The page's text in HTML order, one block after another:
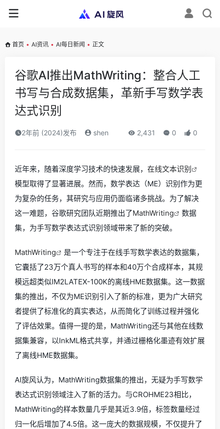
首页 • AI资讯 • AI每日新闻 • 正文
谷歌AI推出MathWriting：整合人工
书写与合成数据集，革新手写数学表
达式识别
2年前 (2024)发布 shen 2,431 0 0
近年来，随着深度学习技术的快速发展， 在线文本识别
模型取得了显著进展。然而，数学表达（ME）识别作为更
为复杂的任务，其研究与应用仍面临诸多挑战。为了解决
这一难题，谷歌研究团队近期推出了MathWriting
数据
集，为手写数学表达式识别领域带来了新的突破。
MathWriting
是一个专注于在线手写数学表达的数据集，
它囊括了23万个真人书写的样本和40万个合成样本，其规
模远超类似IM2LATEX-100K的离线HME数据集。这一数据
集的推出，不仅为ME识别引入了新的标准，更为广大研究
者提供了标准化的真实表达，从而简化了训练过程并强化
了评估效果。值得一提的是，MathWriting还与其他在线数
据集兼容，以InkML格式共享，并通过栅格化墨迹有效扩展
了离线HME数据集。
AI旋风认为，MathWriting数据集的推出，无疑为手写数学
表达式识别领域注入了新的活力。与CROHME23相比，
MathWriting的样本数量几乎是其近3.9倍，标签数量经过
归一化后增加了4.5倍。这一庞大的数据规模，不仅提升了